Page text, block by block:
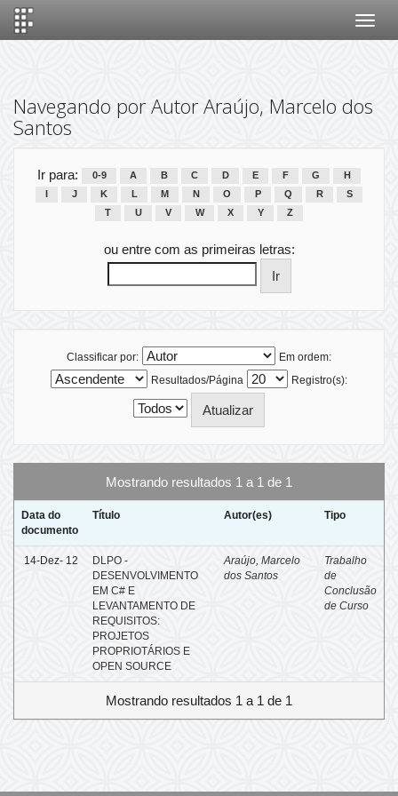
Navegando por Autor Araújo, Marcelo dos
Santos
Ir para: 0-9 A B C D E F G
H
J K L M N O P Q R
S
T
U V W X Y Z
ou entre com as primeiras letras:
Classificar por:
Em ordem:
Resultados/Página
Registro(s):
Mostrando resultados 1 a 1 de 1
Data do
documento
Título Autor(es) Tipo
14-Dez- 12
DLPO -
DESENVOLVIMENTO
EM C# E
LEVANTAMENTO DE
REQUISITOS:
PROJETOS
PROPRIOTÁRIOS E
OPEN SOURCE
Araújo, Marcelo
dos Santos
Trabalho
de
Conclusão
de Curso
Mostrando resultados 1 a 1 de 1